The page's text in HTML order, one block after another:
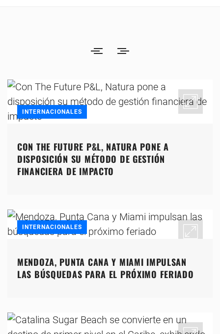
INTERNACIONALES
CON THE FUTURE P&L, NATURA PONE A
DISPOSICIÓN SU MÉTODO DE GESTIÓN
FINANCIERA DE IMPACTO
INTERNACIONALES
MENDOZA, PUNTA CANA Y MIAMI IMPULSAN
LAS BÚSQUEDAS PARA EL PRÓXIMO FERIADO